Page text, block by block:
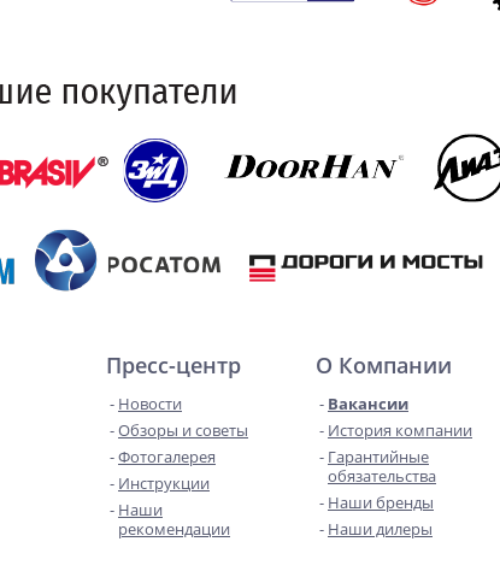
Пресс-центр
Новости
Обзоры и советы
Фотогалерея
Инструкции
Наши
рекомендации
О Компании
Вакансии
История компании
Гарантийные
обязательства
Наши бренды
Наши дилеры